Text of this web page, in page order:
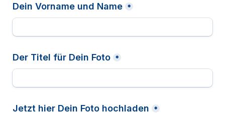
Dein Vorname und Name *
Der Titel für Dein Foto *
Jetzt hier Dein Foto hochladen *